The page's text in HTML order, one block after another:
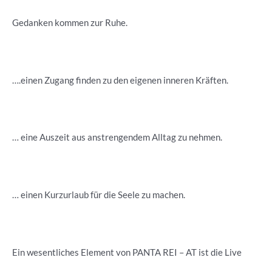
Gedanken kommen zur Ruhe.
….einen Zugang finden zu den eigenen inneren Kräften.
… eine Auszeit aus anstrengendem Alltag zu nehmen.
… einen Kurzurlaub für die Seele zu machen.
Ein wesentliches Element von PANTA REI – AT ist die Live